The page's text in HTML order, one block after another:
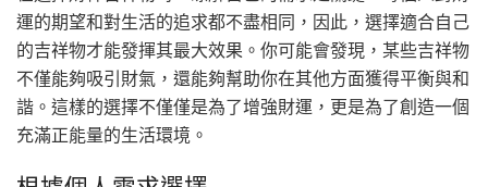
運的期望和對生活的追求都不盡相同，因此，選擇適合自己
的吉祥物才能發揮其最大效果。你可能會發現，某些吉祥物
不僅能夠吸引財氣，還能夠幫助你在其他方面獲得平衡與和
諧。這樣的選擇不僅僅是為了增強財運，更是為了創造一個
充滿正能量的生活環境。